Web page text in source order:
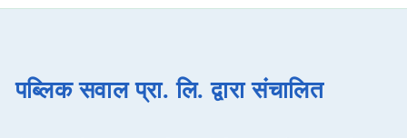
पब्लिक सवाल प्रा. लि. द्वारा संचालित